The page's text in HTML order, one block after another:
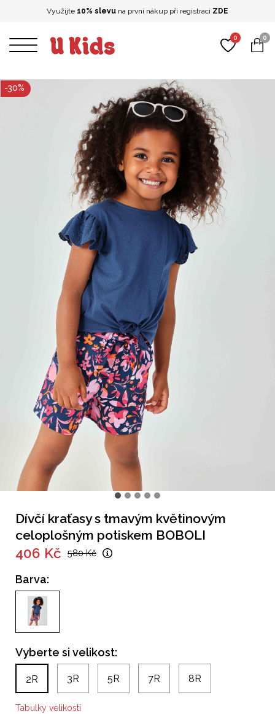
-30%
Dívčí kraťasy s tmavým květinovým
celoplošným potiskem BOBOLI
406 Kč 580 Kč
Barva:
Vyberte si velikost:
2R 3R 5R 7R 8R
Tabulky velikostí
Využijte 10% slevu na první nákup při registraci ZDE
0
0